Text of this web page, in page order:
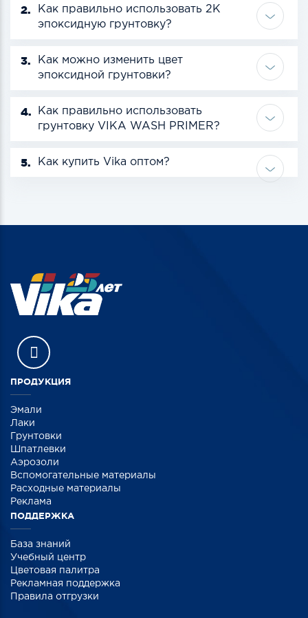
2.
Как правильно использовать 2К
эпоксидную грунтовку?
3.
Как можно изменить цвет
эпоксидной грунтовки?
4.
Как правильно использовать
грунтовку VIKA WASH PRIMER?
5. Как купить Vika оптом?
ПРОДУКЦИЯ
Эмали
Лаки
Грунтовки
Шпатлевки
Аэрозоли
Вспомогательные материалы
Расходные материалы
Реклама
ПОДДЕРЖКА
База знаний
Учебный центр
Цветовая палитра
Рекламная поддержка
Правила отгрузки